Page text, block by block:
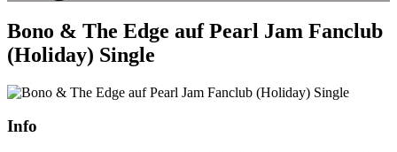
Bono & The Edge auf Pearl Jam Fanclub
(Holiday) Single
Info